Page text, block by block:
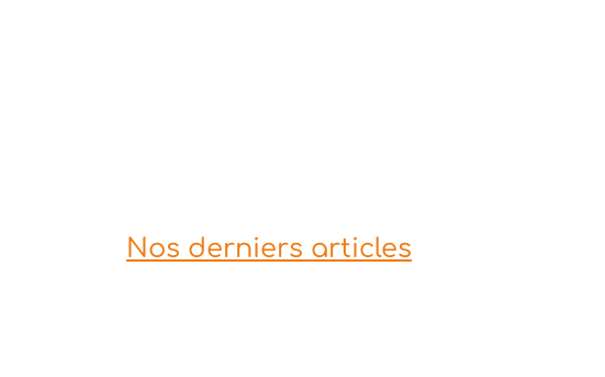
Nos derniers articles